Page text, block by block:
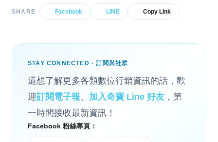
SHARE Facebook LINE Copy Link
STAY CONNECTED · 訂閱與社群
還想了解更多各類數位行銷資訊的話，歡
迎訂閱電子報、 加入奇寶 Line 好友 ，第
一時間接收最新資訊！
Facebook 粉絲專頁：